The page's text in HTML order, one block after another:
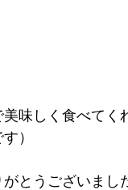
味しく食べてく
）
とうございまし